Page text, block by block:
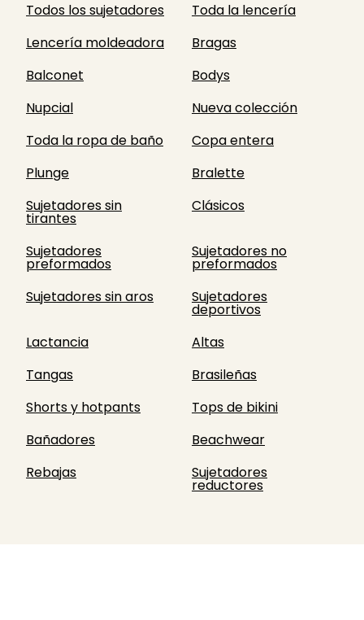
Todos los sujetadores
Toda la lencería
Lencería moldeadora
Bragas
Balconet
Bodys
Nupcial
Nueva colección
Toda la ropa de baño
Copa entera
Plunge
Bralette
Sujetadores sin
tirantes
Clásicos
Sujetadores
preformados
Sujetadores no
preformados
Sujetadores sin aros
Sujetadores
deportivos
Lactancia
Altas
Tangas
Brasileñas
Shorts y hotpants
Tops de bikini
Bañadores
Beachwear
Rebajas
Sujetadores
reductores